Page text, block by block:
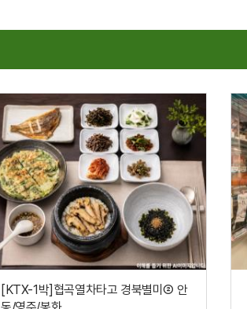
[KTX-1박]협곡열차타고 경북별미② 안